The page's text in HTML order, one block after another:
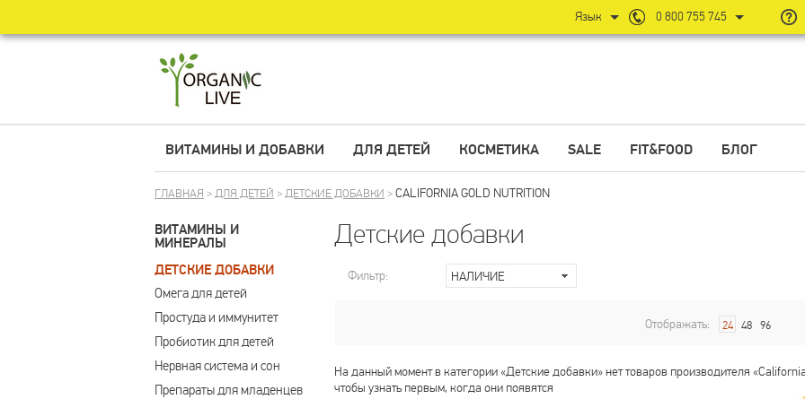
ВИТАМИНЫ И ДОБАВКИ ДЛЯ ДЕТЕЙ КОСМЕТИКА SALE FIT&FOOD БЛОГ
ГЛАВНАЯ >ДЛЯ ДЕТЕЙ >ДЕТСКИЕ ДОБАВКИ >CALIFORNIA GOLD NUTRITION
ВИТАМИНЫ И
МИНЕРАЛЫ
ДЕТСКИЕ ДОБАВКИ
Омега для детей
Простуда и иммунитет
Пробиотик для детей
Нервная система и сон
Препараты для младенцев
Детские добавки
Фильтр: НАЛИЧИЕ
Отображать: 24 48 96
На данный момент в категории «Детские добавки» нет товаров производителя
чтобы узнать первым, когда они появятся
0 800 755 745
Язык